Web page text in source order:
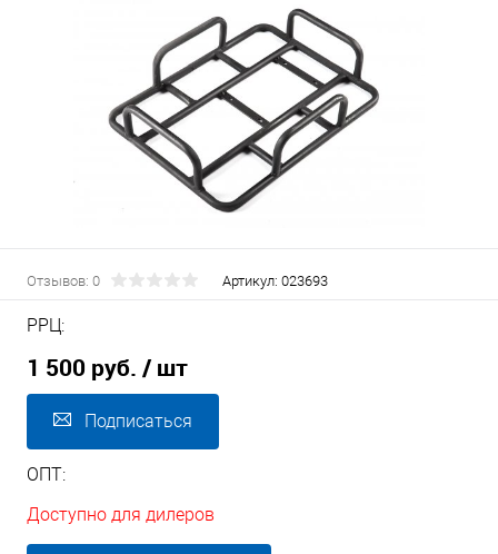
Отзывов: 0 Артикул: 023693
РРЦ:
1 500 руб. / шт
Подписаться
ОПТ:
Доступно для дилеров